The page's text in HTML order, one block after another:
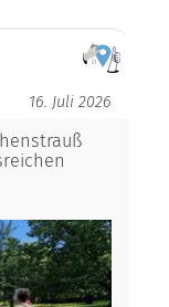
16. Juli 2026